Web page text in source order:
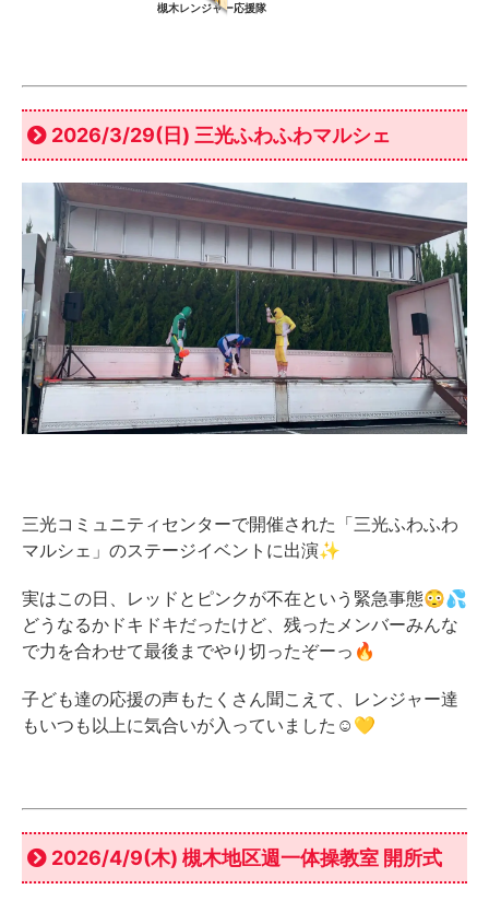
槻木レンジャー応援隊
2026/3/29(日) 三光ふわふわマルシェ
三光コミュニティセンターで開催された「三光ふわふわ
マルシェ」のステージイベントに出演✨
実はこの日、レッドとピンクが不在という緊急事態😳💦
どうなるかドキドキだったけど、残ったメンバーみんな
で力を合わせて最後までやり切ったぞーっ🔥
子ども達の応援の声もたくさん聞こえて、レンジャー達
もいつも以上に気合いが入っていました☺️💛
2026/4/9(木) 槻木地区週一体操教室 開所式